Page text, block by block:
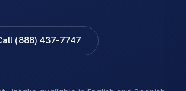
(888) 437-7747